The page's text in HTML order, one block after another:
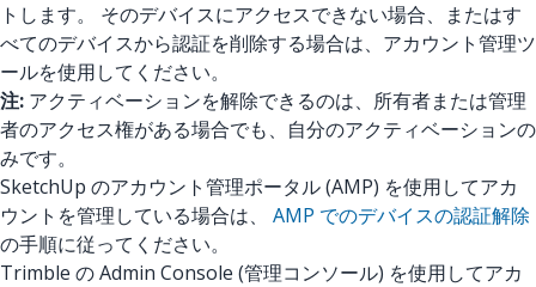
トします。 そのデバイスにアクセスできない場合、またはす
べてのデバイスから認証を削除する場合は、アカウント管理ツ
ールを使用してください。
注: アクティベーションを解除できるのは、所有者または管理
者のアクセス権がある場合でも、自分のアクティベーションの
みです。
SketchUp のアカウント管理ポータル (AMP) を使用してアカ
ウントを管理している場合は、 AMP でのデバイスの認証解除
の手順に従ってください。
Trimble の Admin Console (管理コンソール) を使用してアカ